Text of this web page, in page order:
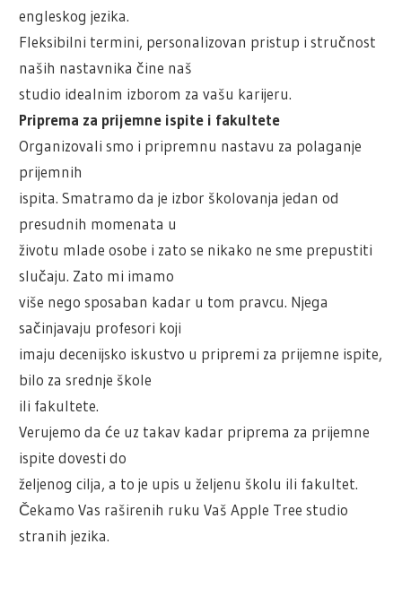
engleskog jezika.
Fleksibilni termini, personalizovan pristup i stručnost
naših nastavnika čine naš
studio idealnim izborom za vašu karijeru.
Priprema za prijemne ispite i fakultete
Organizovali smo i pripremnu nastavu za polaganje
prijemnih
ispita. Smatramo da je izbor školovanja jedan od
presudnih momenata u
životu mlade osobe i zato se nikako ne sme prepustiti
slučaju. Zato mi imamo
više nego sposaban kadar u tom pravcu. Njega
sačinjavaju profesori koji
imaju decenijsko iskustvo u pripremi za prijemne ispite,
bilo za srednje škole
ili fakultete.
Verujemo da će uz takav kadar priprema za prijemne
ispite dovesti do
željenog cilja, a to je upis u željenu školu ili fakultet.
Čekamo Vas raširenih ruku Vaš Apple Tree studio
stranih jezika.